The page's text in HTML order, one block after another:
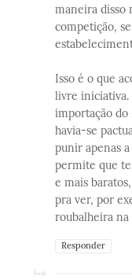
maneira disso
competição,
Isso é o que
livre iniciativa.
importação do
havia-se
punir apenas
permite que
e mais
pra ver, por
roubalheira na
Responder